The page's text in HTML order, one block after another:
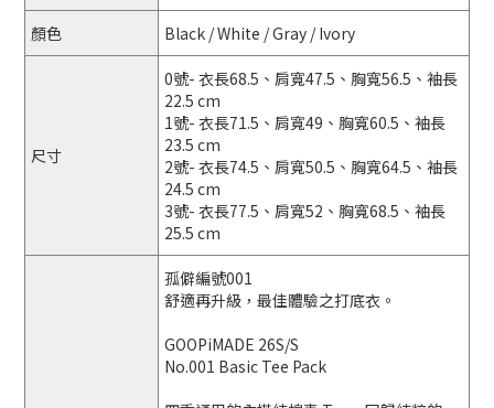
顏色 Black / White / Gray / Ivory
尺寸
0號- 衣長68.5、肩寬47.5、胸寬56.5、袖長
22.5 cm
1號- 衣長71.5、肩寬49、胸寬60.5、袖長
23.5 cm
2號- 衣長74.5、肩寬50.5、胸寬64.5、袖長
24.5 cm
3號- 衣長77.5、肩寬52、胸寬68.5、袖長
25.5 cm
孤僻編號001
舒適再升級，最佳體驗之打底衣。
GOOPiMADE 26S/S
No.001 Basic Tee Pack